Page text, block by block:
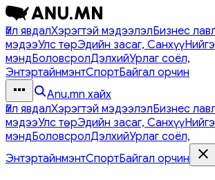
Үйл явдалХэрэгтэй мэдээлэлБизнес
мэдээУлс төрЭдийн засаг, Санхүү
мэндБоловсролДэлхийУрлаг соёл,
ЭнтэртайнмэнтСпортБайгал орчин
Anu.mn хайх
Үйл явдалХэрэгтэй мэдээлэлБизнес
мэдээУлс төрЭдийн засаг, Санхүү
мэндБоловсролДэлхийУрлаг соёл,
ЭнтэртайнмэнтСпортБайгал орчин